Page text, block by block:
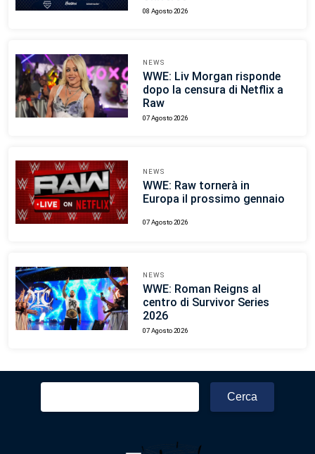
08 Agosto 2026
NEWS
WWE: Liv Morgan risponde
dopo la censura di Netflix a
Raw
07 Agosto 2026
NEWS
WWE: Raw tornerà in
Europa il prossimo gennaio
07 Agosto 2026
NEWS
WWE: Roman Reigns al
centro di Survivor Series
2026
07 Agosto 2026
Ricerca